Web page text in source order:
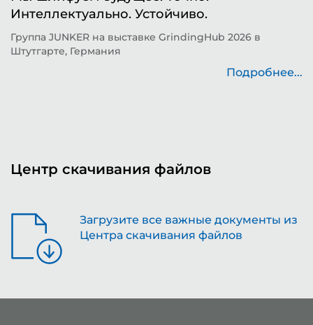
Интеллектуально. Устойчиво.
Группа JUNKER на выставке GrindingHub 2026 в
Штутгарте, Германия
Подробнее...
Центр скачивания файлов
Загрузите все важные документы из
Центра скачивания файлов